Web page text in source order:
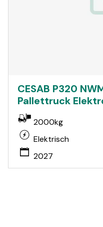
CESAB P320
Pallettruck
2000kg
Elektrisch
2027